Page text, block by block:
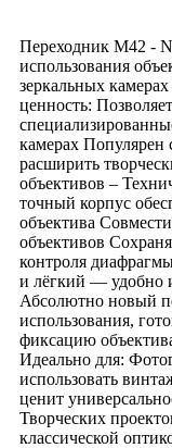
Переходник M42 -
использования
зеркальных
ценность:
камерах
расширить
объективов –
точный корпус
объектива
объективов
контроля
и лёгкий — удобно
Абсолютно новый
использования,
фиксацию
Идеально для:
использовать
ценит
Творческих
классической